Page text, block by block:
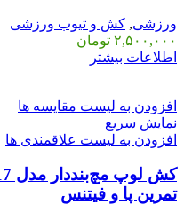
ورزشی, کش و تیوب ورزشی
۲,۵۰۰,۰۰۰ تومان
اطلاعات بیشتر
افزودن به لیست مقایسه ها
نمایش سریع
افزودن به لیست علاقمندی ها
تمرین پا و فیتنس